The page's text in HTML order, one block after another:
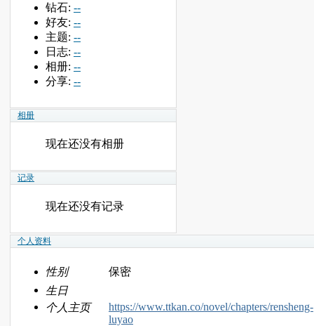
钻石: --
好友: --
主题: --
日志: --
相册: --
分享: --
相册
现在还没有相册
记录
现在还没有记录
个人资料
性别
保密
生日
个人主页
https://www.ttkan.co/novel/chapters/rensheng-
luyao